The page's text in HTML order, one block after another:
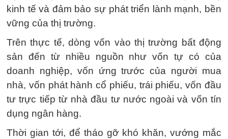
kinh tế và đảm bảo sự phát triển lành mạnh, bền
vững của thị trường.
Trên thực tế, dòng vốn vào thị trường bất động
sản đến từ nhiều nguồn như vốn tự có của
doanh nghiệp, vốn ứng trước của người mua
nhà, vốn phát hành cổ phiếu, trái phiếu, vốn đầu
tư trực tiếp từ nhà đầu tư nước ngoài và vốn tín
dụng ngân hàng.
Thời gian tới, để tháo gỡ khó khăn, vướng mắc